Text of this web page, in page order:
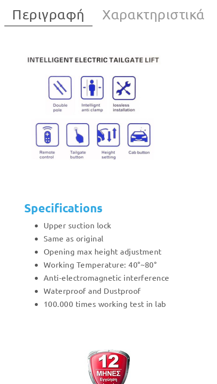
Περιγραφή Χαρακτηριστικά
Specifications
Upper suction lock
Same as original
Opening max height adjustment
Working Temperature: 40°~80°
Anti-electromagnetic interference
Waterproof and Dustproof
100.000 times working test in lab